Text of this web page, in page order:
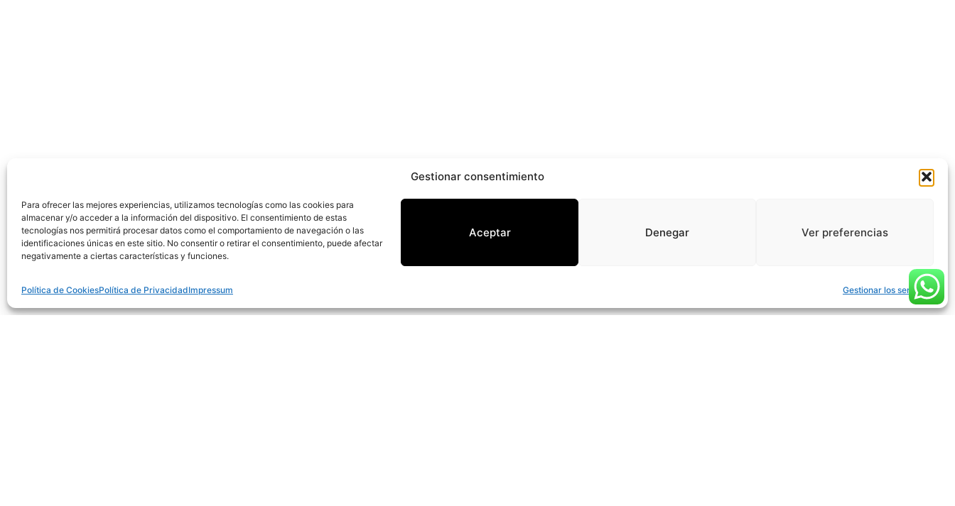
Gestionar consentimiento
Para ofrecer las mejores experiencias, utilizamos tecnologías como las cookies para
almacenar y/o acceder a la información del dispositivo. El consentimiento de estas
tecnologías nos permitirá procesar datos como el comportamiento de navegación o las
identificaciones únicas en este sitio. No consentir o retirar el consentimiento, puede afectar
negativamente a ciertas características y funciones.
Gestionar los servicios
Aceptar Denegar Ver preferencias
Política de CookiesPolítica de PrivacidadImpressum